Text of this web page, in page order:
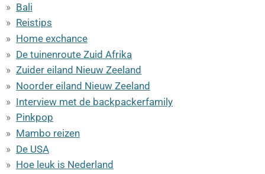
Bali
Reistips
Home exchance
De tuinenroute Zuid Afrika
Zuider eiland Nieuw Zeeland
Noorder eiland Nieuw Zeeland
Interview met de backpackerfamily
Pinkpop
Mambo reizen
De USA
Hoe leuk is Nederland